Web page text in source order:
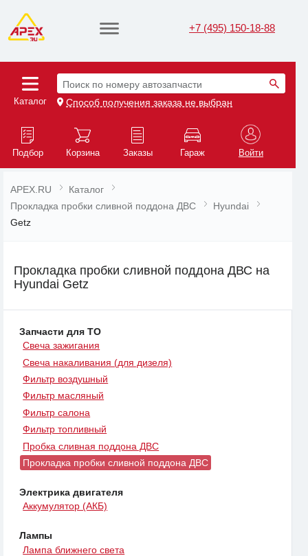
+7 (495) 150-18-88
Каталог
Поиск по номеру автозапчасти
Способ получения заказа не выбран
Подбор Корзина Заказы Гараж Войти
APEX.RU
Каталог
Прокладка пробки сливной поддона ДВС
Hyundai
Getz
Прокладка пробки сливной поддона ДВС на
Hyundai Getz
Запчасти для ТО
Свеча зажигания
Свеча накаливания (для дизеля)
Фильтр воздушный
Фильтр масляный
Фильтр салона
Фильтр топливный
Пробка сливная поддона ДВС
Прокладка пробки сливной поддона ДВС
Электрика двигателя
Аккумулятор (АКБ)
Лампы
Лампа ближнего света